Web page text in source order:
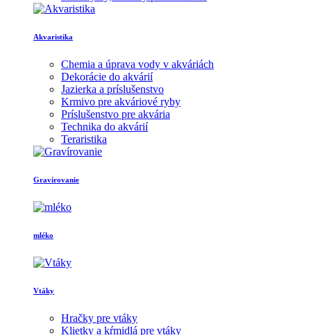
Akvaristika
Chemia a úprava vody v akváriách
Dekorácie do akvárií
Jazierka a príslušenstvo
Krmivo pre akváriové ryby
Príslušenstvo pre akvária
Technika do akvárií
Teraristika
Gravírovanie
mléko
Vtáky
Hračky pre vtáky
Klietky a kŕmidlá pre vtáky